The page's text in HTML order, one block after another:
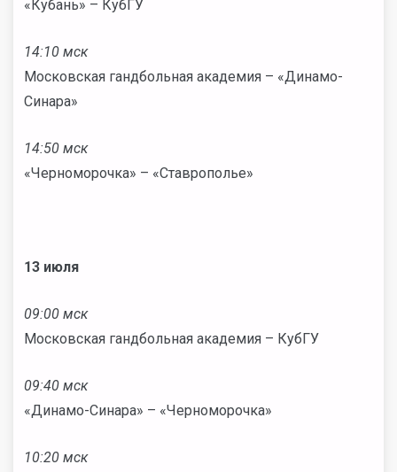
«Кубань» – КубГУ
14:10 мск
Московская гандбольная академия – «Динамо-
Синара»
14:50 мск
«Черноморочка» – «Ставрополье»
13 июля
09:00 мск
Московская гандбольная академия – КубГУ
09:40 мск
«Динамо-Синара» – «Черноморочка»
10:20 мск